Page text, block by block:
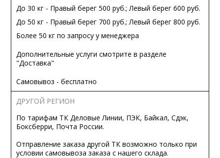
До 30 кг - Правый берег 500 руб.; Левый берег 600 руб.
До 50 кг - Правый берег 700 руб.; Левый берег 800 руб.
Более 50 кг по запросу у менеджера
Дополнительные услуги смотрите в разделе
"Доставка"
Самовывоз - бесплатно
ДРУГОЙ РЕГИОН
По тарифам ТК Деловые Линии, ПЭК, Байкал, Сдэк,
Боксберри, Почта России.
Отправление заказа другой ТК возможно только при
условии самовывоза заказа с нашего склада.